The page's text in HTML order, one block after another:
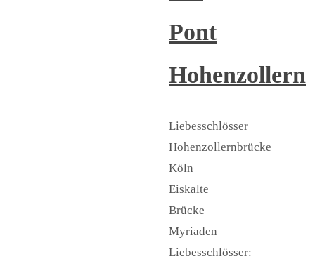
Pont
Hohenzollern
Liebesschlösser
Hohenzollernbrücke
Köln
Eiskalte
Brücke
Myriaden
Liebesschlösser: